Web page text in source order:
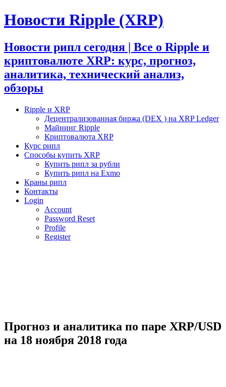
Новости Ripple (XRP)
Новости рипл сегодня | Все о Ripple и
криптовалюте XRP: курс, прогноз,
аналитика, технический анализ,
обзоры
Ripple и XRP
Децентрализованная биржа (DEX ) на XRP Ledger
Майнинг Ripple
Криптовалюта XRP
Курс рипл
Способы купить XRP
Купить рипл за рубли
Купить рипл на Exmo
Краны рипл
Контакты
Login
Account
Password Reset
Profile
Register
Прогноз и аналитика по паре XRP/USD
на 18 ноября 2018 года